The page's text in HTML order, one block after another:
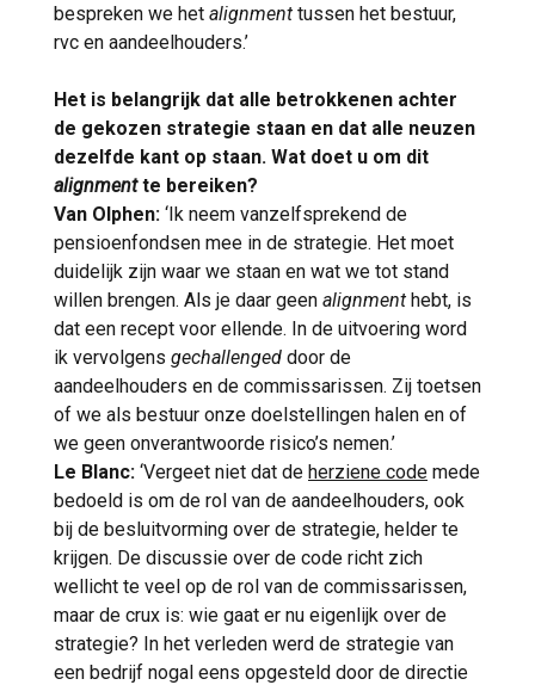
bespreken we het alignment tussen het bestuur,
rvc en aandeelhouders.’
Het is belangrijk dat alle betrokkenen achter
de gekozen strategie staan en dat alle neuzen
dezelfde kant op staan. Wat doet u om dit
alignmentte bereiken?
Van Olphen: ‘Ik neem vanzelfsprekend de
pensioenfondsen mee in de strategie. Het moet
duidelijk zijn waar we staan en wat we tot stand
willen brengen. Als je daar geen alignment hebt, is
dat een recept voor ellende. In de uitvoering word
ik vervolgens gechallenged door de
aandeelhouders en de commissarissen. Zij toetsen
of we als bestuur onze doelstellingen halen en of
we geen onverantwoorde risico’s nemen.’
Le Blanc: ‘Vergeet niet dat de herziene code mede
bedoeld is om de rol van de aandeelhouders, ook
bij de besluitvorming over de strategie, helder te
krijgen. De discussie over de code richt zich
wellicht te veel op de rol van de commissarissen,
maar de crux is: wie gaat er nu eigenlijk over de
strategie? In het verleden werd de strategie van
een bedrijf nogal eens opgesteld door de directie